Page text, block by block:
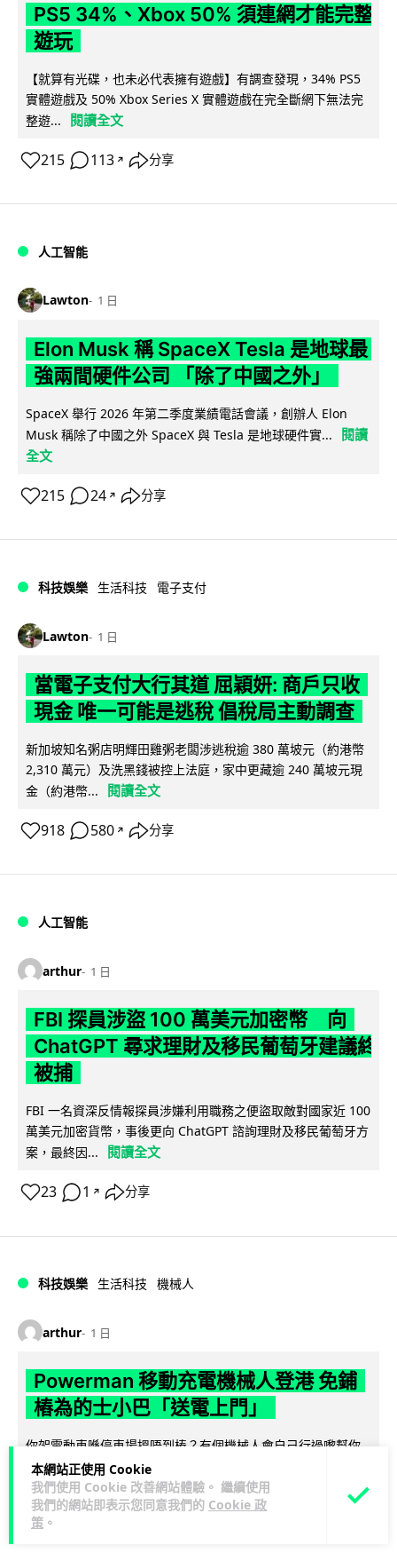
本網站正使用 Cookie
我們使用 Cookie 改善網站體驗。 繼續使用
我們的網站即表示您同意我們的 Cookie 政
策 。
PS5 34%、Xbox 50% 須連網才能完整
遊玩
【就算有光碟，也未必代表擁有遊戲】有調查發現，34% PS5
實體遊戲及 50% Xbox Series X 實體遊戲在完全斷網下無法完
整遊...
閱讀全文
215 113 ↗ 分享
人工智能
Lawton 1 日
Elon Musk 稱 SpaceX Tesla 是地球最
強兩間硬件公司 「除了中國之外」
SpaceX 舉行 2026 年第二季度業績電話會議，創辦人 Elon
Musk 稱除了中國之外 SpaceX 與 Tesla 是地球硬件實...
閱讀
全文
215 24 ↗ 分享
科技娛樂 生活科技 電子支付
Lawton 1 日
當電子支付大行其道 屈穎妍: 商戶只收
現金 唯一可能是逃稅 倡稅局主動調查
新加坡知名粥店明輝田雞粥老闆涉逃稅逾 380 萬坡元（約港幣
2,310 萬元）及洗黑錢被控上法庭，家中更藏逾 240 萬坡元現
金（約港幣...
閱讀全文
918 580 ↗ 分享
人工智能
arthur 1 日
FBI 探員涉盜 100 萬美元加密幣 向
ChatGPT 尋求理財及移民葡萄牙建議終
被捕
FBI 一名資深反情報探員涉嫌利用職務之便盜取敵對國家近 100
萬美元加密貨幣，事後更向 ChatGPT 諮詢理財及移民葡萄牙方
案，最終因...
閱讀全文
23 1 ↗ 分享
科技娛樂 生活科技 機械人
arthur 1 日
Powerman 移動充電機械人登港 免鋪
樁為的士小巴「送電上門」
你架電動車喺停車場搵唔到樁？有個機械人會自己行過嚟幫你
充電。THEi 高科院同內地公司研發出 Powerman 移動充電機
械人，唔使鋪線裝樁... 閱讀全文
28